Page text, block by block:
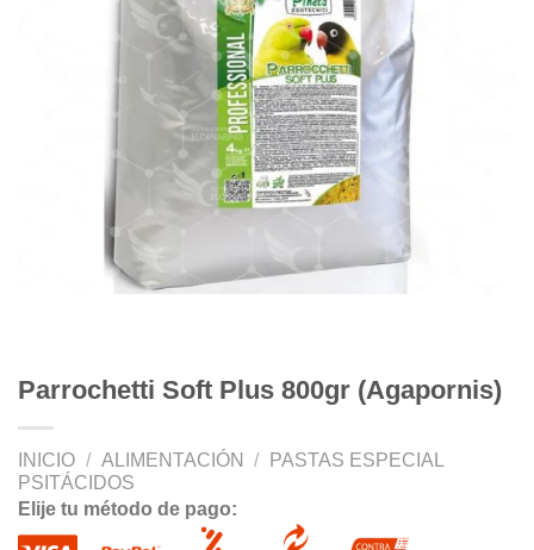
Parrochetti Soft Plus 800gr (Agapornis)
INICIO / ALIMENTACIÓN /
PASTAS ESPECIAL
PSITÁCIDOS
Elije tu método de pago: